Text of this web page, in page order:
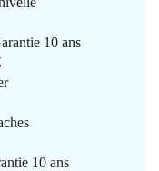
10 ans
10 ans